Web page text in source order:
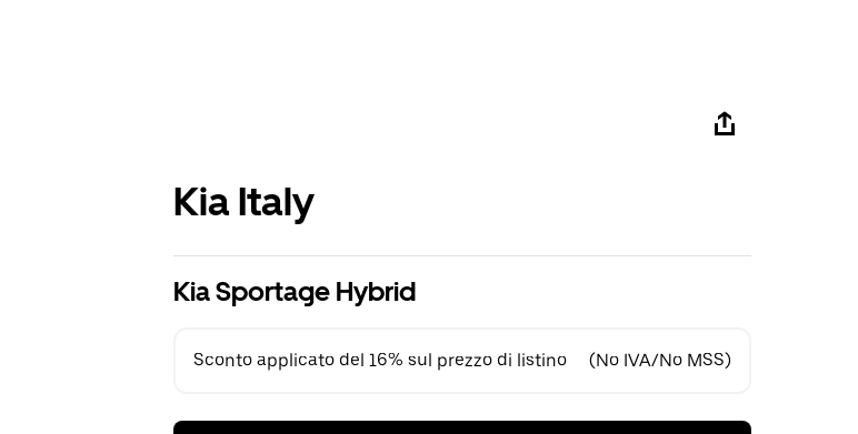
Kia Italy
Kia Sportage Hybrid
Sconto applicato del 16% sul prezzo di listino (No IVA/No MSS)